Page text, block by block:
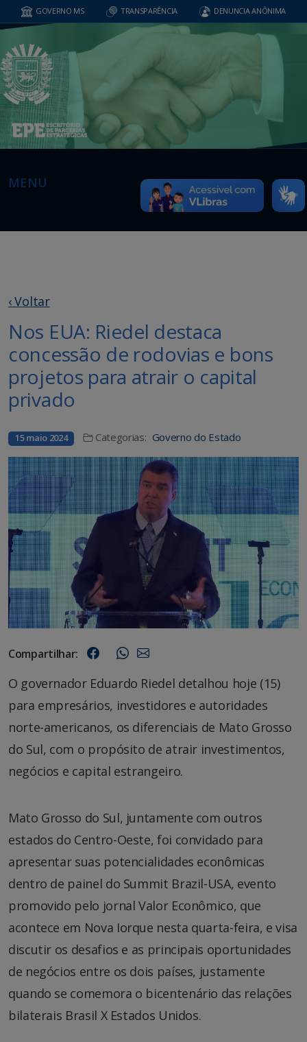
GOVERNO MS TRANSPARÊNCIA DENUNCIA ANÔNIMA
MENU
‹ Voltar
Nos EUA: Riedel destaca
concessão de rodovias e bons
projetos para atrair o capital
privado
15 maio 2024 Categorias: Governo do Estado
Compartilhar:
O governador Eduardo Riedel detalhou hoje (15)
para empresários, investidores e autoridades
norte-americanos, os diferenciais de Mato Grosso
do Sul, com o propósito de atrair investimentos,
negócios e capital estrangeiro.
Mato Grosso do Sul, juntamente com outros
estados do Centro-Oeste, foi convidado para
apresentar suas potencialidades econômicas
dentro de painel do Summit Brazil-USA, evento
promovido pelo jornal Valor Econômico, que
acontece em Nova Iorque nesta quarta-feira, e visa
discutir os desafios e as principais oportunidades
de negócios entre os dois países, justamente
quando se comemora o bicentenário das relações
bilaterais Brasil X Estados Unidos.